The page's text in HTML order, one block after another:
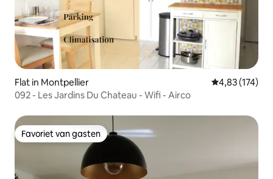
Flat in Montpellier Gemiddelde
4,83 (174)
092 - Les Jardins Du Chateau - Wifi - Airco
Favoriet van gasten
Favoriet van gasten